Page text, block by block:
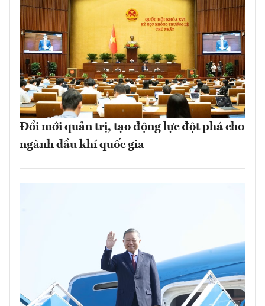
Đổi mới quản trị, tạo động lực đột phá cho
ngành dầu khí quốc gia